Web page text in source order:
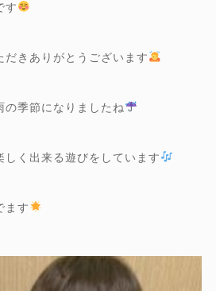
す
だきありがとうございます
の季節になりましたね
く出来る遊びをしています
ます